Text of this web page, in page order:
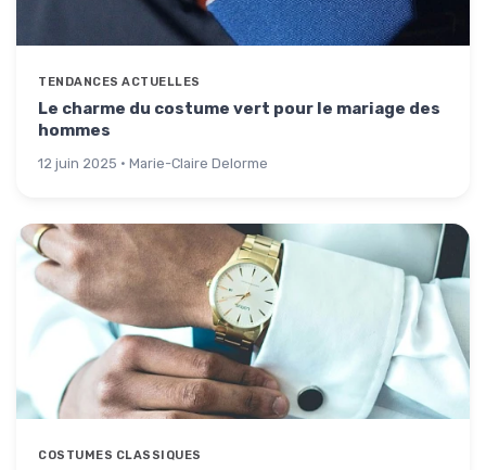
TENDANCES ACTUELLES
Le charme du costume vert pour le mariage des
hommes
12 juin 2025 · Marie-Claire Delorme
COSTUMES CLASSIQUES